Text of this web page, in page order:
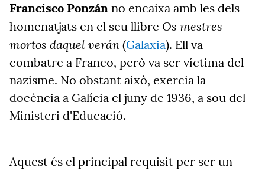
Francisco Ponzán no encaixa amb les dels
homenatjats en el seu llibre Os mestres
mortos daquel verán (Galaxia). Ell va
combatre a Franco, però va ser víctima del
nazisme. No obstant això, exercia la
docència a Galícia el juny de 1936, a sou del
Ministeri d'Educació.
Aquest és el principal requisit per ser un